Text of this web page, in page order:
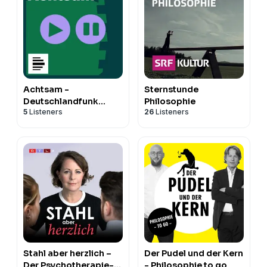
Achtsam -
Deutschlandfunk
Nova
5 Listeners
Sternstunde
Philosophie
26 Listeners
Stahl aber herzlich –
Der Pudel und der Kern